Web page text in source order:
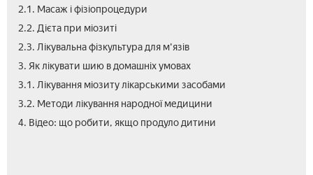
2.1. Масаж і фізіопроцедури
2.2. Дієта при міозиті
2.3. Лікувальна фізкультура для м'язів
3. Як лікувати шию в домашніх умовах
3.1. Лікування міозиту лікарськими засобами
3.2. Методи лікування народної медицини
4. Відео: що робити, якщо продуло дитини